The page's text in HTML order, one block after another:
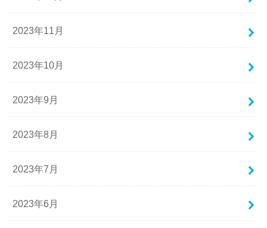
2023年11月
2023年10月
2023年9月
2023年8月
2023年7月
2023年6月